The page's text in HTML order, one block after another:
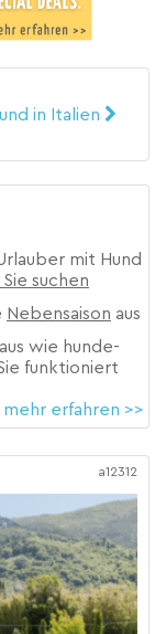
in Italien
mit Hund
suchen
Nebensaison aus
wie hunde-
funktioniert
erfahren >>
a12312